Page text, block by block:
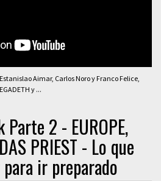
Aimar, Carlos Noro y Franco Felice,
y ...
2 - EUROPE,
PRIEST - Lo que
ir preparado